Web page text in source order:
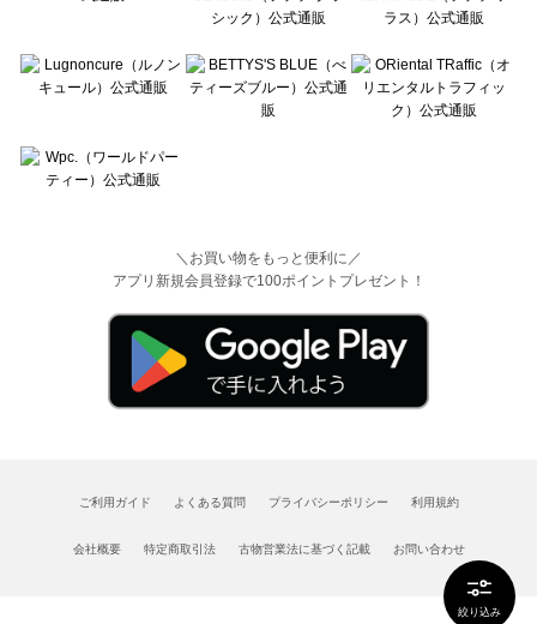
絞り込み
＼お買い物をもっと便利に／
アプリ新規会員登録で100ポイントプレゼント！
ご利用ガイド よくある質問 プライバシーポリシー 利用規約
会社概要 特定商取引法 古物営業法に基づく記載 お問い合わせ